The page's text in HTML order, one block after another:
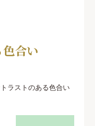
合い
ラストのある色合い